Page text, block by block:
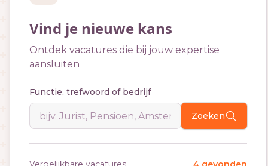
Vind je nieuwe kans
Ontdek vacatures die bij jouw expertise
aansluiten
Functie, trefwoord of bedrijf
Zoeken